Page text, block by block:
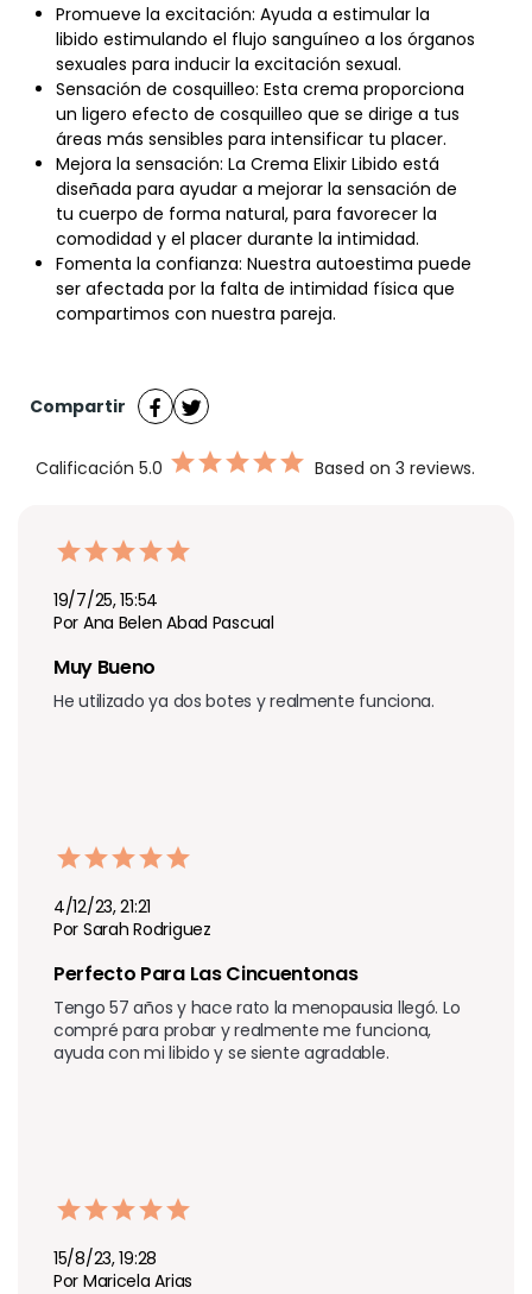
Promueve la excitación: Ayuda a estimular la
libido estimulando el flujo sanguíneo a los órganos
sexuales para inducir la excitación sexual.
Sensación de cosquilleo: Esta crema proporciona
un ligero efecto de cosquilleo que se dirige a tus
áreas más sensibles para intensificar tu placer.
Mejora la sensación: La Crema Elixir Libido está
diseñada para ayudar a mejorar la sensación de
tu cuerpo de forma natural, para favorecer la
comodidad y el placer durante la intimidad.
Fomenta la confianza: Nuestra autoestima puede
ser afectada por la falta de intimidad física que
compartimos con nuestra pareja.
Compartir
Calificación 5.0 Based on 3 reviews.
19/7/25, 15:54
Por Ana Belen Abad Pascual
Muy Bueno
He utilizado ya dos botes y realmente funciona.
4/12/23, 21:21
Por Sarah Rodriguez
Perfecto Para Las Cincuentonas
Tengo 57 años y hace rato la menopausia llegó. Lo
compré para probar y realmente me funciona,
ayuda con mi libido y se siente agradable.
15/8/23, 19:28
Por Maricela Arias